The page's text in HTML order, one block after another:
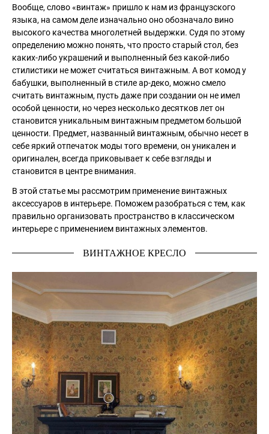
Вообще, слово винтаж
пришло к нам из французского
языка, на самом деле изначально оно обозначало вино
высокого качества многолетней выдержки. Судя по этому
определению можно понять, что просто старый стол, без
каких-либо украшений и выполненный без какой-либо
стилистики не может считаться винтажным. А вот комод у
бабушки, выполненный в стиле ар-деко, можно смело
считать винтажным, пусть даже при создании он не имел
особой ценности, но через несколько десятков лет он
становится уникальным винтажным предметом большой
ценности. Предмет, названный винтажным, обычно несет в
себе яркий отпечаток моды того времени, он уникален и
оригинален, всегда приковывает к себе взгляды и
становится в центре внимания.
В этой статье мы рассмотрим применение винтажных
аксессуаров в интерьере. Поможем разобраться с тем, как
правильно организовать пространство в классическом
интерьере с применением винтажных элементов.
ВИНТАЖНОЕ КРЕСЛО